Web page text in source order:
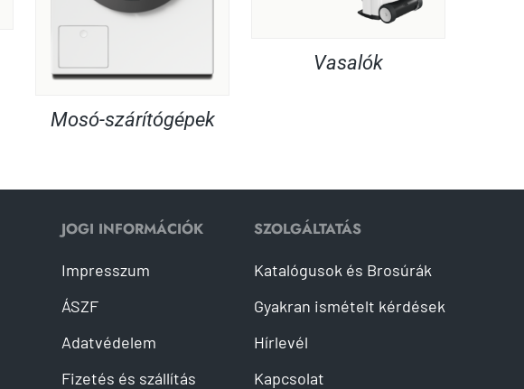
Mosó-szárítógépek
Vasalók
JOGI INFORMÁCIÓK
Impresszum
ÁSZF
Adatvédelem
Fizetés és szállítás
SZOLGÁLTATÁS
Katalógusok és Brosúrák
Gyakran ismételt kérdések
Hírlevél
Kapcsolat